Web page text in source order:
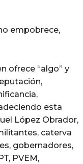
empobrece,
ofrece “algo” y
esta
López Obrador,
caterva
gobernadores,
PVEM,